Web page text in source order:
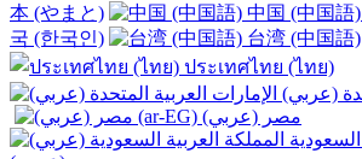
本 (やまと)
中国 (中国語)
국 (한국인)
台湾 (中国語)
ประเทศไทย (ไทย)